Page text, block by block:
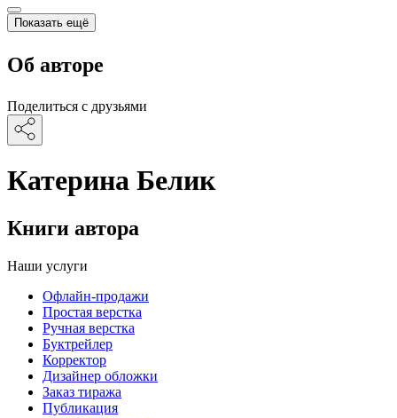
Показать ещё
Об авторе
Поделиться с друзьями
Катерина Белик
Книги автора
Наши услуги
Офлайн-продажи
Простая верстка
Ручная верстка
Буктрейлер
Корректор
Дизайнер обложки
Заказ тиража
Публикация